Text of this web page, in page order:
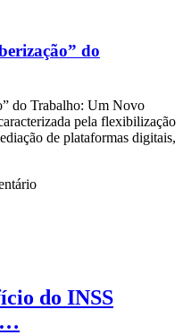
do
do Trabalho: Um Novo
pela flexibilização
de plataformas digitais,
do INSS